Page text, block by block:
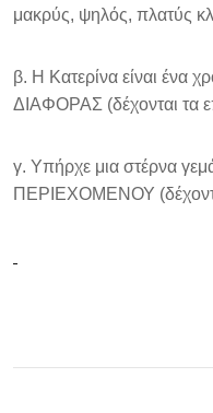
μακρύς, ψηλός, πλατύς
β. Η Κατερίνα είναι ένα
ΔΙΑΦΟΡΑΣ (δέχονται τα
γ. Υπήρχε μια στέρνα
ΠΕΡΙΕΧΟΜΕΝΟΥ